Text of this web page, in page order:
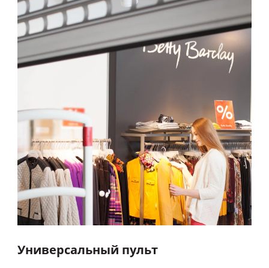
Универсальный пульт